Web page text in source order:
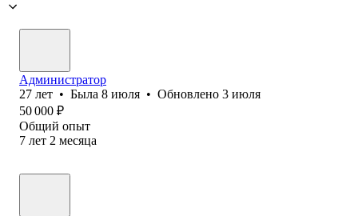
Администратор
27 лет • Была 8 июля • Обновлено 3 июля
50 000 ₽
Общий опыт
7 лет 2 месяца